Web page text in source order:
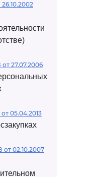
от 27.07.2006
05.04.2013
от 02.10.2007